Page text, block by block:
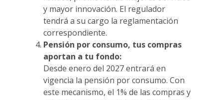
y mayor innovación. El regulador
tendrá a su cargo la reglamentación
correspondiente.
Pensión por consumo, tus compras
aportan a tu fondo:
Desde enero del 2027 entrará en
vigencia la pensión por consumo. Con
este mecanismo, el 1% de las compras y